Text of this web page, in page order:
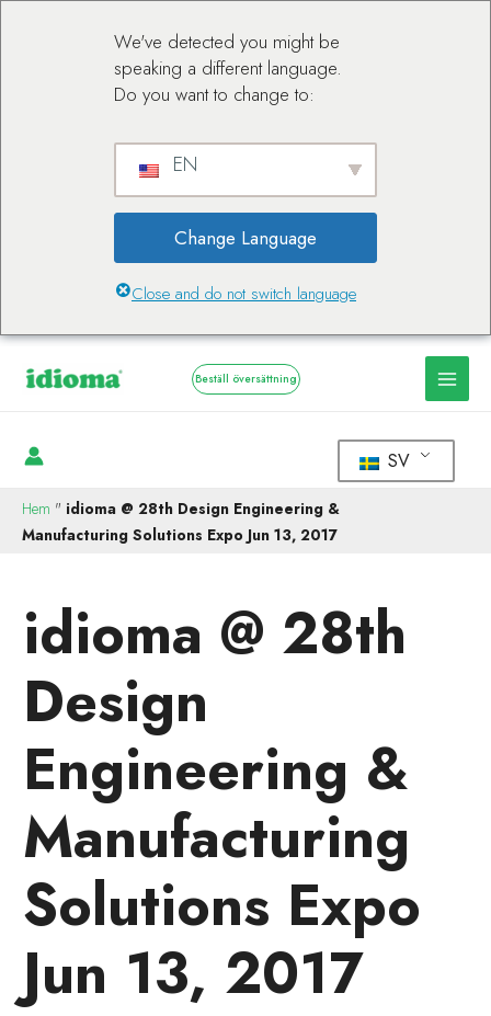
We've detected you might be
speaking a different language.
Do you want to change to:
EN
Change Language
Close and do not switch language
Beställ översättning
SV
Hem " idioma @ 28th Design Engineering &
Manufacturing Solutions Expo Jun 13, 2017
idioma @ 28th
Design
Engineering &
Manufacturing
Solutions Expo
Jun 13, 2017